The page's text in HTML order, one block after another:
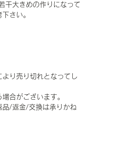
干大きめの作りになって
さい。
り売り切れとなってし
合がございます。
品/返金/交換は承りかね